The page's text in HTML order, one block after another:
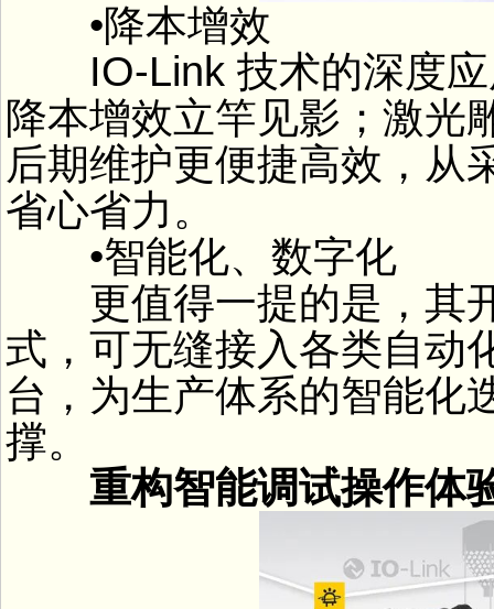
•降本增效
IO-Link 技术的深度应
降本增效立竿见影；激光
后期维护更便捷高效，从
省心省力。
•智能化、数字化
更值得一提的是，其开
式，可无缝接入各类自动
台，为生产体系的智能化
撑。
重构智能调试操作体